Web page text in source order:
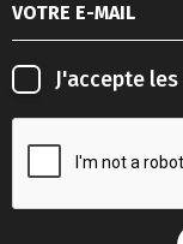
J'accepte les